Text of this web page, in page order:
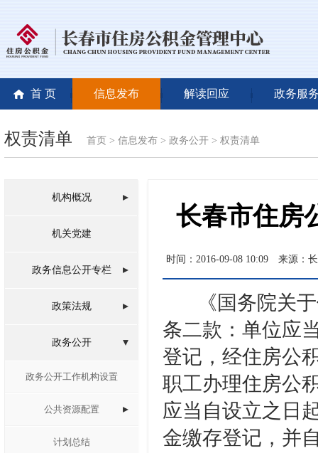
首 页 信息发布 解读回应 政务服
权责清单 首页 > 信息发布 > 政务公开 > 权责清单
机构概况
机关党建
政务信息公开专栏
政策法规
政务公开
政务公开工作机构设置
公共资源配置
计划总结
长春市住房
时间：2016-09-08 10:09 来源：
《国务院关于
条二款：单位应
登记，经住房公
职工办理住房公
应当自设立之日
金缴存登记，并